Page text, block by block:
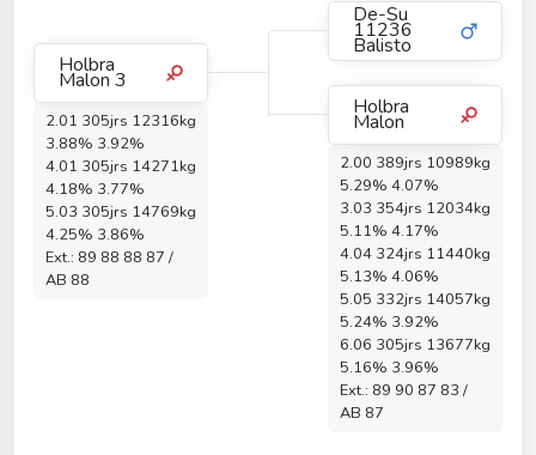
Holbra
Malon 3
2.01 305jrs 12316kg
3.88% 3.92%
4.01 305jrs 14271kg
4.18% 3.77%
5.03 305jrs 14769kg
4.25% 3.86%
Ext.: 89 88 88 87 /
AB 88
De-Su
11236
Balisto
Holbra
Malon
2.00 389jrs 10989kg
5.29% 4.07%
3.03 354jrs 12034kg
5.11% 4.17%
4.04 324jrs 11440kg
5.13% 4.06%
5.05 332jrs 14057kg
5.24% 3.92%
6.06 305jrs 13677kg
5.16% 3.96%
Ext.: 89 90 87 83 /
AB 87